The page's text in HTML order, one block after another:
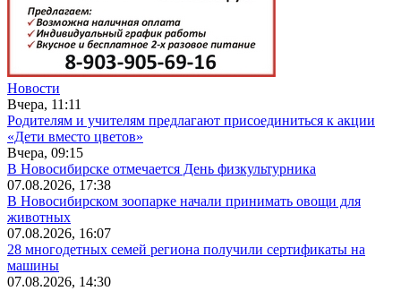
Новости
Вчера, 11:11
Родителям и учителям предлагают присоединиться к акции
«Дети вместо цветов»
Вчера, 09:15
В Новосибирске отмечается День физкультурника
07.08.2026, 17:38
В Новосибирском зоопарке начали принимать овощи для
животных
07.08.2026, 16:07
28 многодетных семей региона получили сертификаты на
машины
07.08.2026, 14:30